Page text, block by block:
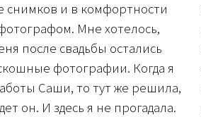
снимков и в комфортности
Мне хотелось,
после свадьбы остались
фотографии. Когда я
Саши, то тут же решила,
он. И здесь я не прогадала.